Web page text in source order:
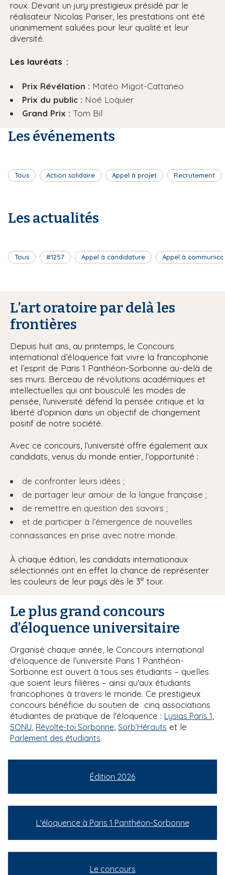
roux. Devant un jury prestigieux présidé par le
réalisateur Nicolas Pariser, les prestations ont été
unanimement saluées pour leur qualité et leur
diversité.
Les lauréats :
Prix Révélation : Matéo Migot-Cattaneo
Prix du public : Noé Loquier
Grand Prix : Tom Bil
Les événements
Tous Action solidaire Appel à projet Recrutement
Les actualités
Tous #1257 Appel à candidature Appel à
L’art oratoire par delà les
frontières
Depuis huit ans, au printemps, le Concours
international d’éloquence fait vivre la francophonie
et l’esprit de Paris 1 Panthéon-Sorbonne au-delà de
ses murs. Berceau de révolutions académiques et
intellectuelles qui ont bousculé les modes de
pensée, l'université défend la pensée critique et la
liberté d’opinion dans un objectif de changement
positif de notre société.
Avec ce concours, l’université offre également aux
candidats, venus du monde entier, l’opportunité :
de confronter leurs idées ;
de partager leur amour de la langue française ;
de remettre en question des savoirs ;
et de participer à l’émergence de nouvelles
connaissances en prise avec notre monde.
À chaque édition, les candidats internationaux
sélectionnés ont en effet la chance de représenter
les couleurs de leur pays dès le 3e tour.
Le plus grand concours
d’éloquence universitaire
Organisé chaque année, le Concours international
d'éloquence de l’université Paris 1 Panthéon-
Sorbonne est ouvert à tous ses étudiants – quelles
que soient leurs filières – ainsi qu'aux étudiants
francophones à travers le monde. Ce prestigieux
concours bénéficie du soutien de cinq associations
étudiantes de pratique de l'éloquence : Lysias Paris 1
SONU Révolte-toi Sorbonne Sorb’Hérauts et le
Parlement des étudiants.
Édition 2026
L'éloquence à Paris 1 Panthéon-Sorbonne
Le concours